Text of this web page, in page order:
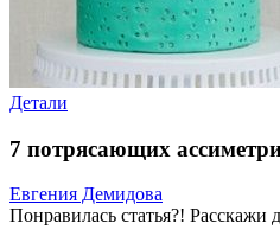
Детали
7 потрясающих
Евгения Демидова
Понравилась статья?!